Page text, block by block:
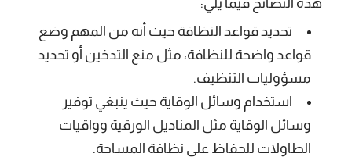
تحديد قواعد النظافة حيث أنه من المهم وضع
قواعد واضحة للنظافة، مثل منع التدخين أو تحديد
مسؤوليات التنظيف.
استخدام وسائل الوقاية حيث ينبغي توفير
وسائل الوقاية مثل المناديل الورقية وواقيات
الطاولات للحفاظ على نظافة المساحة.